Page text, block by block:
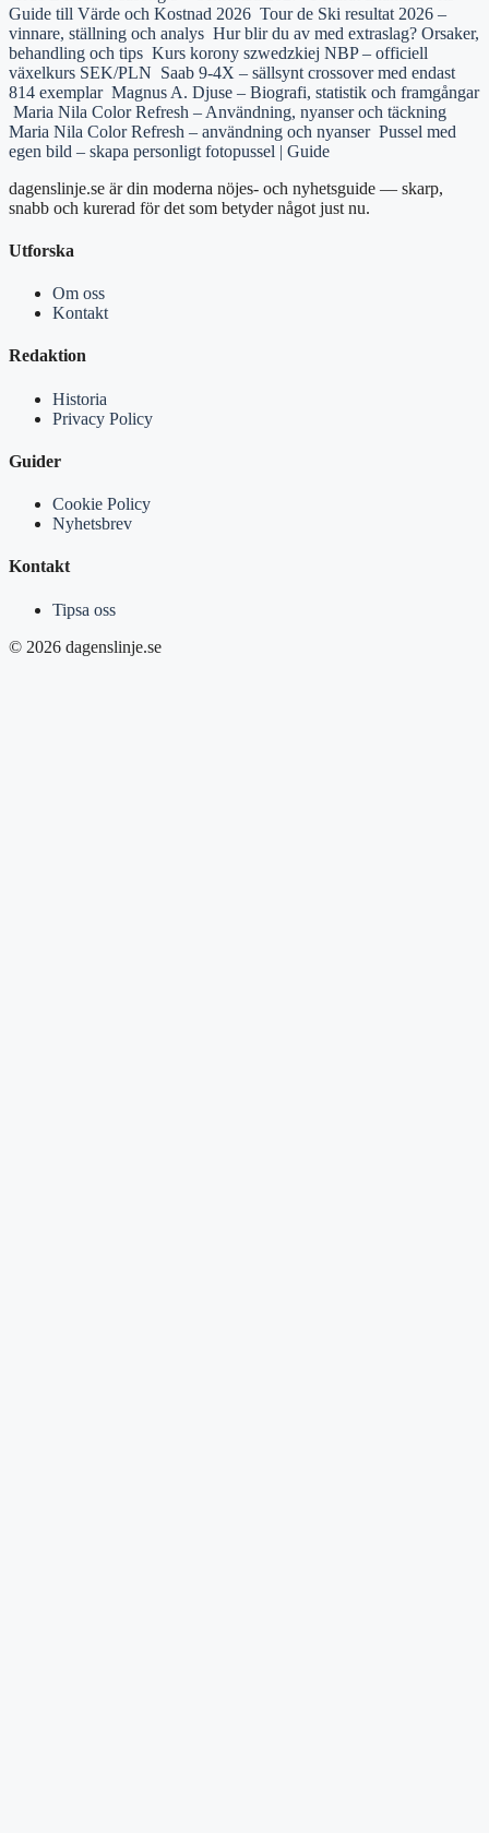
Guide till Värde och Kostnad 2026 Tour de Ski resultat 2026 –
vinnare, ställning och analys Hur blir du av med extraslag? Orsaker,
behandling och tips Kurs korony szwedzkiej NBP – officiell
växelkurs SEK/PLN Saab 9-4X – sällsynt crossover med endast
814 exemplar Magnus A. Djuse – Biografi, statistik och framgångar
Maria Nila Color Refresh – Användning, nyanser och täckning
Maria Nila Color Refresh – användning och nyanser Pussel med
egen bild – skapa personligt fotopussel | Guide
dagenslinje.se är din moderna nöjes- och nyhetsguide — skarp,
snabb och kurerad för det som betyder något just nu.
Utforska
Om oss
Kontakt
Redaktion
Historia
Privacy Policy
Guider
Cookie Policy
Nyhetsbrev
Kontakt
Tipsa oss
© 2026 dagenslinje.se